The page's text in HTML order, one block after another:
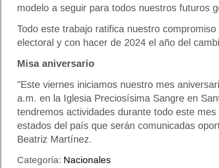
modelo a seguir para todos nuestros futuros
Todo este trabajo ratifica nuestro
electoral y con hacer de 2024 el año del
Misa aniversario
"Este viernes iniciamos nuestro mes
a.m. en la Iglesia Preciosísima Sangre en
tendremos actividades durante todo este
estados del país que serán comunicadas
Beatriz Martínez.
Categoría: Nacionales